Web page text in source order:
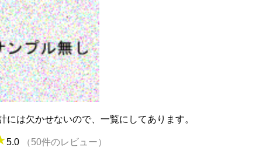
には欠かせないので、一覧にしてあります。
5.0 （50件のレビュー）